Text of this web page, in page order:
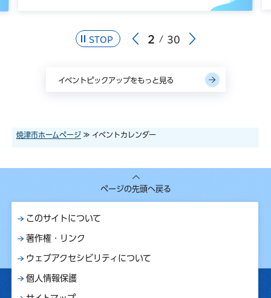
STOP 2 30
イベントピックアップをもっと見る
焼津市ホームページ ≫ イベントカレンダー
ページの先頭へ戻る
このサイトについて
著作権・リンク
ウェブアクセシビリティについて
個人情報保護